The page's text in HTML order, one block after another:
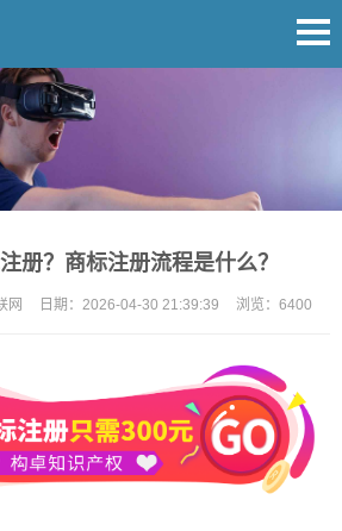
册？商标注册流程是什么？
网 日期： 2026-04-30 21:39:39 浏览： 6400